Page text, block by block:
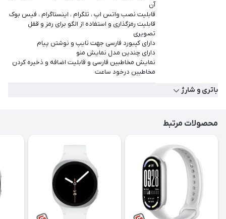
آن
قابلیت نصب واتس اپ ، تلگرام ، اینستاگرام ، فیس بوک
قابلیت رمزگذاری و استفاده از الگو برای رمز و قفل
تصویری
دارای کیبورد فارسی جهت تایپ و نوشتن پیام
دارای چندین مدل نمایش منو
نمایش مخاطبین فارسی و قابلیت اضافه و ذخیره کردن
مخاطبین درخود ساعت
باتری و شارژ
محصولات مرتبط